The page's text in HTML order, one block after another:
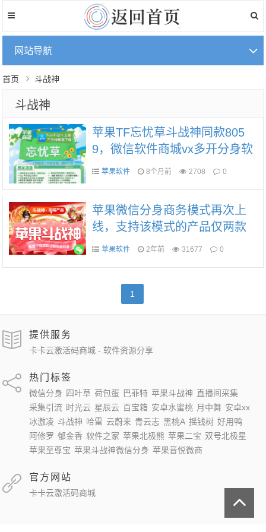
网站导航
首页 斗战神
斗战神
苹果TF忘忧草斗战神同款805
9，微信软件商城vx多开分身软
件下载-秒抢/虚拟定位/跟圈/群
苹果软件 8个月前 2708 0
苹果微信分身商务模式再次上
线，支持该模式的产品仅两款
苹果软件 2年前 31677 0
1
提供服务
卡卡云激活码商城 - 软件资源分享
热门标签
微信分身 四叶草 荷包蛋 巴菲特 苹果斗战神 直播间采集
采集引流 时光云 星辰云 百宝箱 安卓水蜜桃 月中舞 安卓xx
冰激凌 斗战神 哈雷 云蔚来 青云志 黑桃A 摇钱树 好用鸭
阿修罗 郁金香 软件之家 苹果北极熊 苹果二宝 双号北极星
苹果至尊宝 苹果斗战神微信分身 苹果音悦微商
官方网站
卡卡云激活码商城